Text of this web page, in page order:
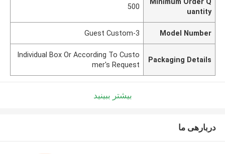
uantity
500
Model Number
Guest Custom-3
Packaging Details
Individual Box Or According To Custo
mer's Request
بیشتر ببینید
دربارهی ما